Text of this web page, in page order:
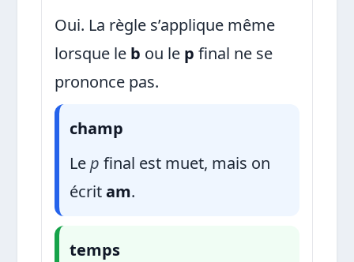
Oui. La règle s’applique même
lorsque le b ou le p final ne se
prononce pas.
champ
Lep final est muet, mais on
écritam.
temps